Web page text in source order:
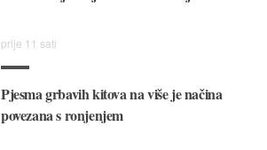
prije 11 sati
Pjesma grbavih kitova na više je načina
povezana s ronjenjem